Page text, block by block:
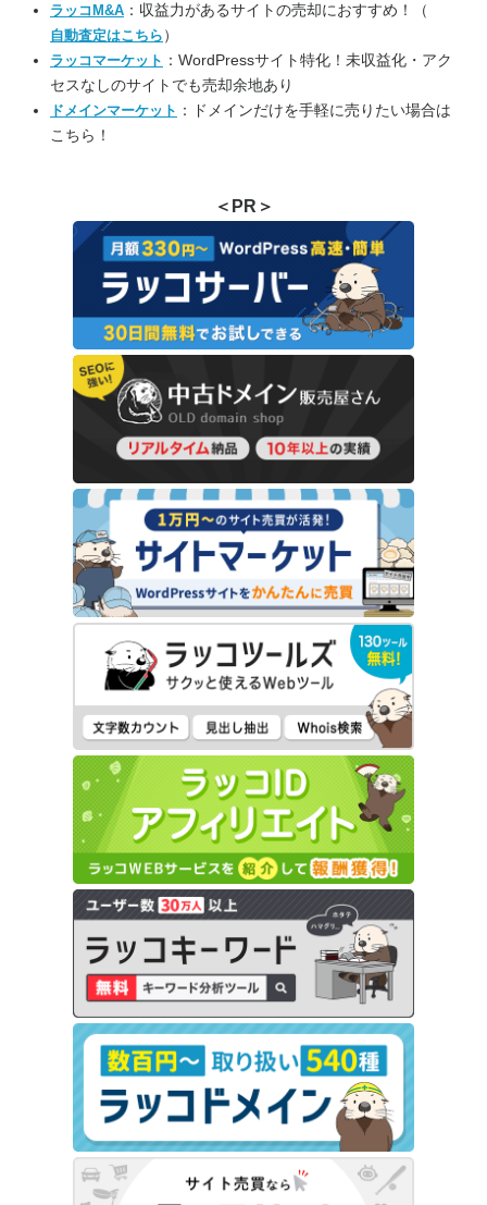
ラッコM&A ：収益力があるサイトの売却におすすめ！（
自動査定はこちら ）
ラッコマーケット ：WordPressサイト特化！未収益化・アク
セスなしのサイトでも売却余地あり
ドメインマーケット ：ドメインだけを手軽に売りたい場合は
こちら！
＜PR＞